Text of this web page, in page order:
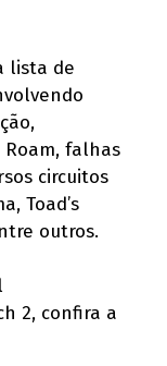
lista de
falhas
circuitos
Toad’s
outros.
2, confira a